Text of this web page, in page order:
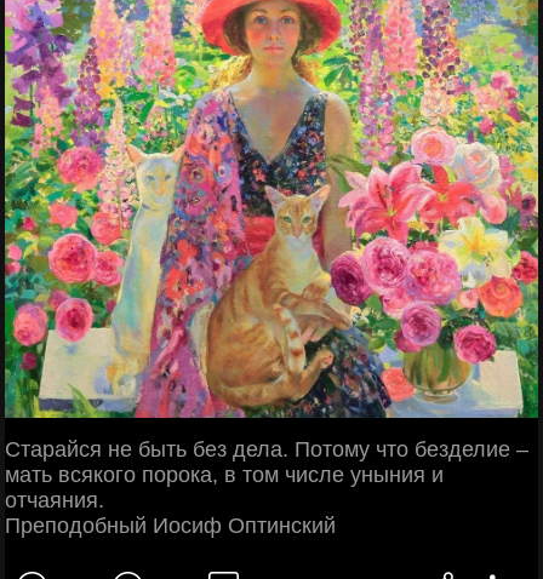
Старайся не быть без дела. Потому что безделие –
мать всякого порока, в том числе уныния и
отчаяния.
Преподобный Иосиф Оптинский